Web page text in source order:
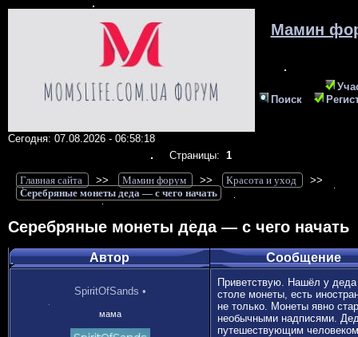
Мамин
Поиск
Сегодня: 07.08.2026 - 06:58:18
Страницы: 1
Главная сайта >> Мамин форум >> Красота и уход
>>
Серебряные монеты деда — с чего начать
Серебряные монеты деда — с чего начать
Автор Сообщение
SpiritOfSands •
мама
Приветствую. Нашёл у
столе монеты, есть
не только. Монеты явно
необычными надписями.
путешествующим